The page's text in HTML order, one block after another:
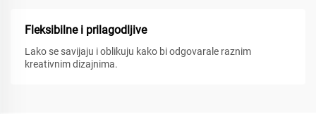
Fleksibilne i prilagodljive
Lako se savijaju i oblikuju kako bi odgovarale raznim
kreativnim dizajnima.